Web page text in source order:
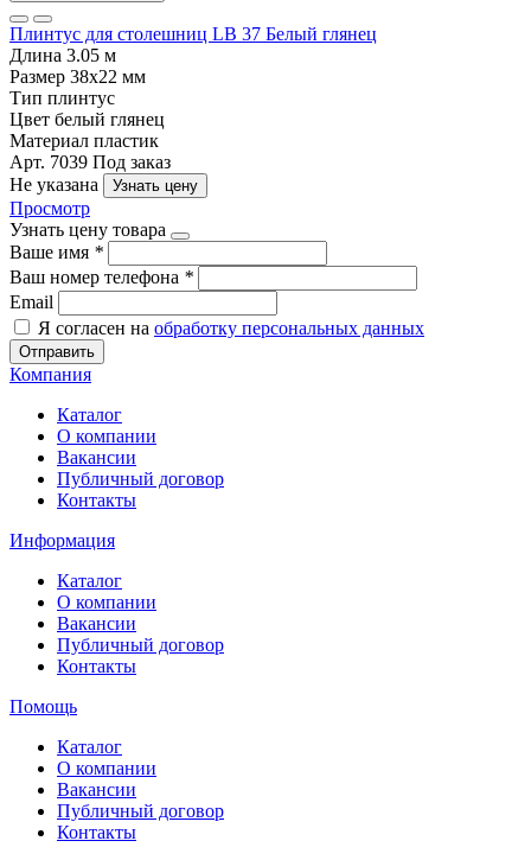
Плинтус для столешниц LB 37 Белый глянец
Длина 3.05 м
Размер 38х22 мм
Тип плинтус
Цвет белый глянец
Материал пластик
Арт. 7039 Под заказ
Не указана
Узнать цену
Просмотр
Узнать цену товара
Ваше имя *
Ваш номер телефона *
Email
Я согласен на обработку персональных данных
Отправить
Компания
Каталог
О компании
Вакансии
Публичный договор
Контакты
Информация
Каталог
О компании
Вакансии
Публичный договор
Контакты
Помощь
Каталог
О компании
Вакансии
Публичный договор
Контакты